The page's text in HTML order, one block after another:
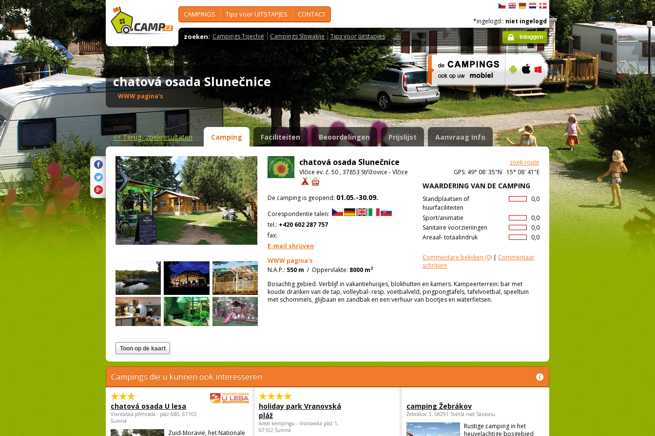
CAMPINGS Tips voor UITSTAPJES CONTACT
zoeken: Campings Tsjechië Campings Slowakije Tips voor uitstapjes
*ingelogd:: niet ingelogd
Inloggen
chatová osada Slunečnice
WWW pagina's
<<Terug- zoekresultaten Camping Faciliteiten Beoordelingen Prijslijst Aanvraag info
chatová osada Slunečnice
zoek route
Vlčice ev. č. 50 , 37853 Střížovice - Vlčice
GPS: 49° 08' 35"N 15° 08' 41"E
WAARDERING VAN DE CAMPING
0,0
Standplaatsen of
huurfaciliteiten
0,0
Sport/animatie
0,0
Sanitaire voorzieningen
0,0
Areaal- totaalindruk
Commentare bekijken (0) | Commentaar
schrijven
De camping is geopend: 01.05.-30.09.
Corespondentie talen:
tel.: +420 602 287 757
fax:
E-mail shrijven
WWW pagina's
N.A.P.: 550 m / Oppervlakte: 8000 m2
Bosachtig gebied. Verblijf in vakantiehuisjes, blokhutten en kamers. Kampeerterrein: bar met
koude dranken van de tap, volleybal- resp. voetbalveld, pingpongtafels, tafelvoetbal, speeltuin
met schommels, glijbaan en zandbak en een verhuur van bootjes en waterfietsen.
Campings die u kunnen ook interesseren
chatová osada U lesa
Vranovská přehrada - pláž 680, 67102
Šumná
Zuid-Moravië, het Nationale
holiday park Vranovská
pláž
Areál kempingu - Vranovská pláž 1,
67102 Šumná
camping Žebrákov
Žebrákov 3, 58291 Světlá nad Sázavou
Rustige camping in het
heuvelachtige bosgebied